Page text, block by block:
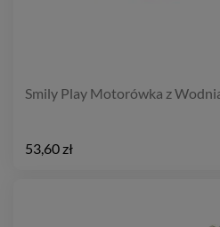
Smily Play Motorówka z
53,60 zł